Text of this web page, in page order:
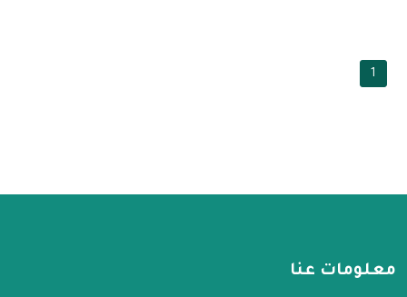
1
معلومات عنا